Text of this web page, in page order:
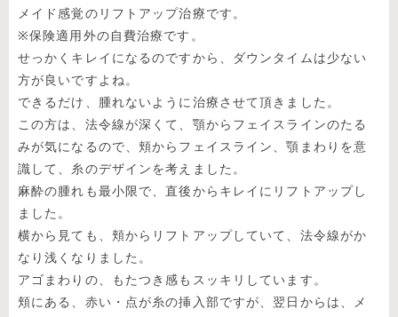
メイド感覚のリフトアップ治療です。
※保険適用外の自費治療です。
せっかくキレイになるのですから、ダウンタイムは少ない
方が良いですよね。
できるだけ、腫れないように治療させて頂きました。
この方は、法令線が深くて、顎からフェイスラインのたる
みが気になるので、頬からフェイスライン、顎まわりを意
識して、糸のデザインを考えました。
麻酔の腫れも最小限で、直後からキレイにリフトアップし
ました。
横から見ても、頬からリフトアップしていて、法令線がか
なり浅くなりました。
アゴまわりの、もたつき感もスッキリしています。
頬にある、赤い・点が糸の挿入部ですが、翌日からは、メ